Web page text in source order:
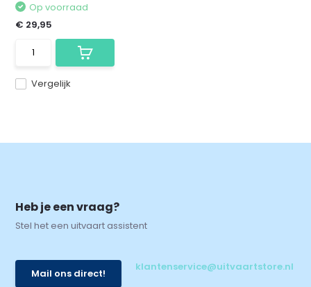
Vergelijk
Op voorraad
€ 29,95
Heb je een vraag?
Stel het een uitvaart assistent
Mail ons direct!
klantenservice@uitvaartstore.nl